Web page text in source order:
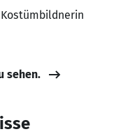
sehen.